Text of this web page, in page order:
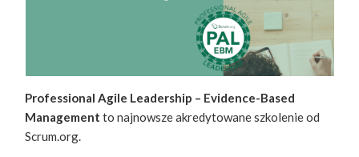
Professional Agile Leadership – Evidence-Based
Management to najnowsze akredytowane szkolenie od
Scrum.org.